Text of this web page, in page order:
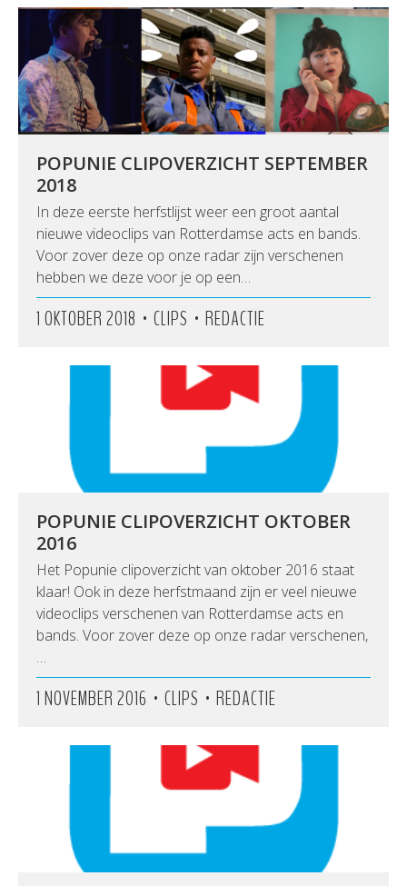
POPUNIE CLIPOVERZICHT SEPTEMBER
2018
In deze eerste herfstlijst weer een groot aantal
nieuwe videoclips van Rotterdamse acts en bands.
Voor zover deze op onze radar zijn verschenen
hebben we deze voor je op een…
1 OKTOBER 2018 • CLIPS • REDACTIE
POPUNIE CLIPOVERZICHT OKTOBER
2016
Het Popunie clipoverzicht van oktober 2016 staat
klaar! Ook in deze herfstmaand zijn er veel nieuwe
videoclips verschenen van Rotterdamse acts en
bands. Voor zover deze op onze radar verschenen,
…
1 NOVEMBER 2016 • CLIPS • REDACTIE